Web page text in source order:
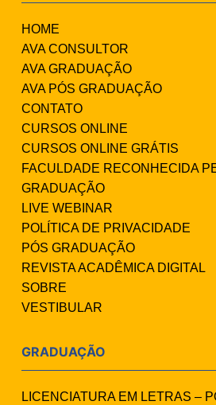
HOME
AVA CONSULTOR
AVA GRADUAÇÃO
AVA PÓS GRADUAÇÃO
CONTATO
CURSOS ONLINE
CURSOS ONLINE GRÁTIS
FACULDADE RECONHECIDA
GRADUAÇÃO
LIVE WEBINAR
POLÍTICA DE PRIVACIDADE
PÓS GRADUAÇÃO
REVISTA ACADÊMICA DIGITAL
SOBRE
VESTIBULAR
GRADUAÇÃO
LICENCIATURA EM LETRAS –